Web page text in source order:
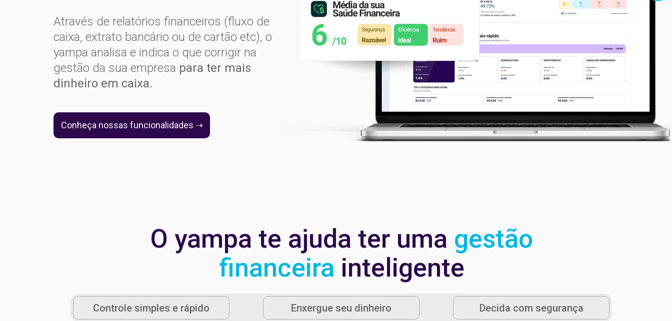
Através de relatórios financeiros (fluxo de
caixa, extrato bancário ou de cartão etc), o
yampa analisa e indica o que corrigir na
gestão da sua empresa para ter mais
dinheiro em caixa.
Conheça nossas funcionalidades ➝
O yampa te ajuda ter uma gestão
financeira inteligente
Controle simples e rápido Enxergue seu dinheiro Decida com segurança